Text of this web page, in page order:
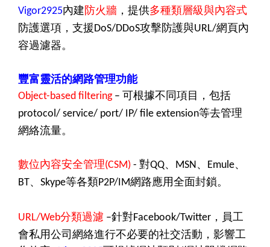
Vigor2925內建防火牆 ，提供多種類層級與內容式
防護選項，支援DoS/DDoS攻擊防護與URL/網頁內
容過濾器。
豐富靈活的網路管理功能
Object-based filtering – 可根據不同項目，包括
protocol/ service/ port/ IP/ file extension等去管理
網絡流量。
數位內容安全管理(CSM) - 對QQ、 MSN 、 Emule、
BT、 Skype等各類P2P/IM網路應用全面封鎖。
URL/Web分類過濾 –針對Facebook/Twitter ，員工
會私用公司網絡進行不必要的社交活動，影響工